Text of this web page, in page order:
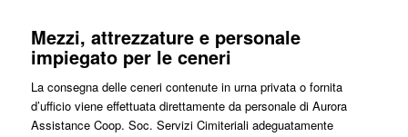
Mezzi, attrezzature e personale
impiegato per le ceneri
La consegna delle ceneri contenute in urna privata o fornita
d’ufficio viene effettuata direttamente da personale di Aurora
Assistance Coop. Soc. Servizi Cimiteriali adeguatamente